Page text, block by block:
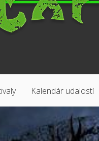
Kalendár udalostí